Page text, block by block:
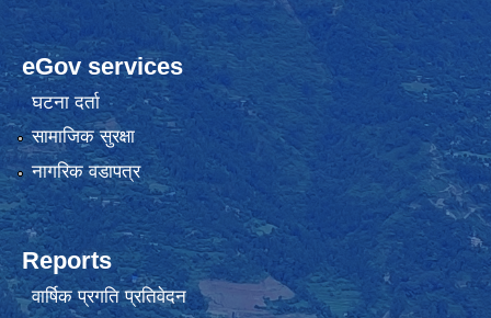
eGov services
घटना दर्ता
सामाजिक सुरक्षा
नागरिक वडापत्र
Reports
वार्षिक प्रगति प्रतिवेदन